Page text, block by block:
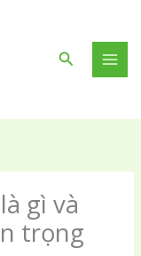
Tìm
kiếm
gì và
trọng